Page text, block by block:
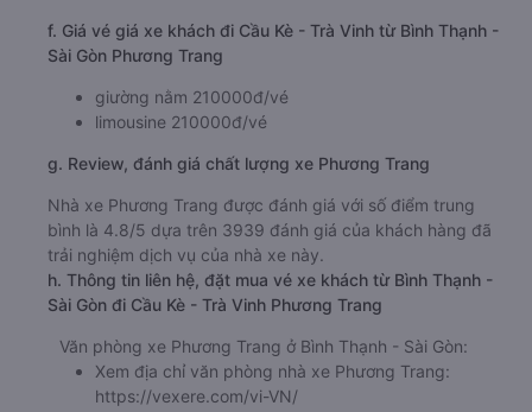
f. Giá vé giá xe khách đi Cầu Kè - Trà Vinh từ Bình Thạnh -
Sài Gòn Phương Trang
giường nằm 210000đ/vé
limousine 210000đ/vé
g. Review, đánh giá chất lượng xe Phương Trang
Nhà xe Phương Trang được đánh giá với số điểm trung
bình là 4.8/5 dựa trên 3939 đánh giá của khách hàng đã
trải nghiệm dịch vụ của nhà xe này.
h. Thông tin liên hệ, đặt mua vé xe khách từ Bình Thạnh -
Sài Gòn đi Cầu Kè - Trà Vinh Phương Trang
Văn phòng xe Phương Trang ở Bình Thạnh - Sài Gòn:
Xem địa chỉ văn phòng nhà xe Phương Trang:
https://vexere.com/vi-VN/